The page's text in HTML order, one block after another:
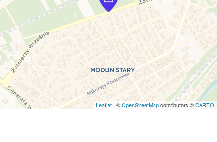
Leaflet | ©OpenStreetMapcontributors ©CARTO